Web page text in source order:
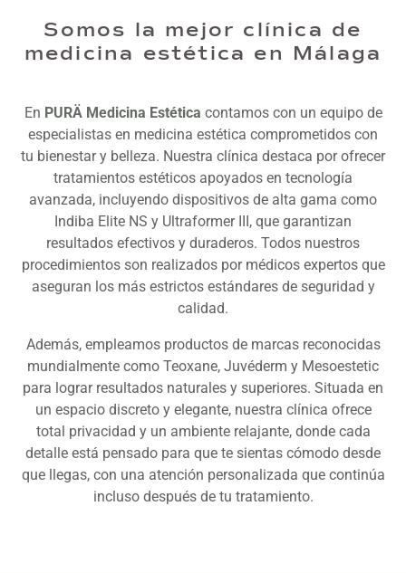
Somos la mejor clínica de
medicina estética en Málaga
En PURÄ Medicina Estética contamos con un equipo de
especialistas en medicina estética comprometidos con
tu bienestar y belleza. Nuestra clínica destaca por ofrecer
tratamientos estéticos apoyados en tecnología
avanzada, incluyendo dispositivos de alta gama como
Indiba Elite NS y Ultraformer III, que garantizan
resultados efectivos y duraderos. Todos nuestros
procedimientos son realizados por médicos expertos que
aseguran los más estrictos estándares de seguridad y
calidad.
Además, empleamos productos de marcas reconocidas
mundialmente como Teoxane, Juvéderm y Mesoestetic
para lograr resultados naturales y superiores. Situada en
un espacio discreto y elegante, nuestra clínica ofrece
total privacidad y un ambiente relajante, donde cada
detalle está pensado para que te sientas cómodo desde
que llegas, con una atención personalizada que continúa
incluso después de tu tratamiento.